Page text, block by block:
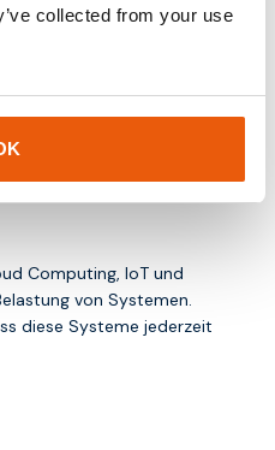
collected from your use
Monitoring
Daher ist Monitoring
immer
Computing, IoT und
von Systemen.
diese Systeme jederzeit